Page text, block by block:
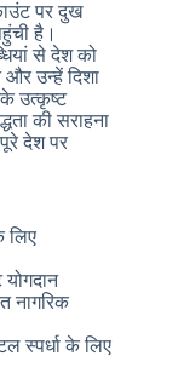
पर दुख
है।
से देश को
और उन्हें दिशा
उत्कृष्ट
की सराहना
देश पर
लिए
नागरिक
स्पर्धा के लिए